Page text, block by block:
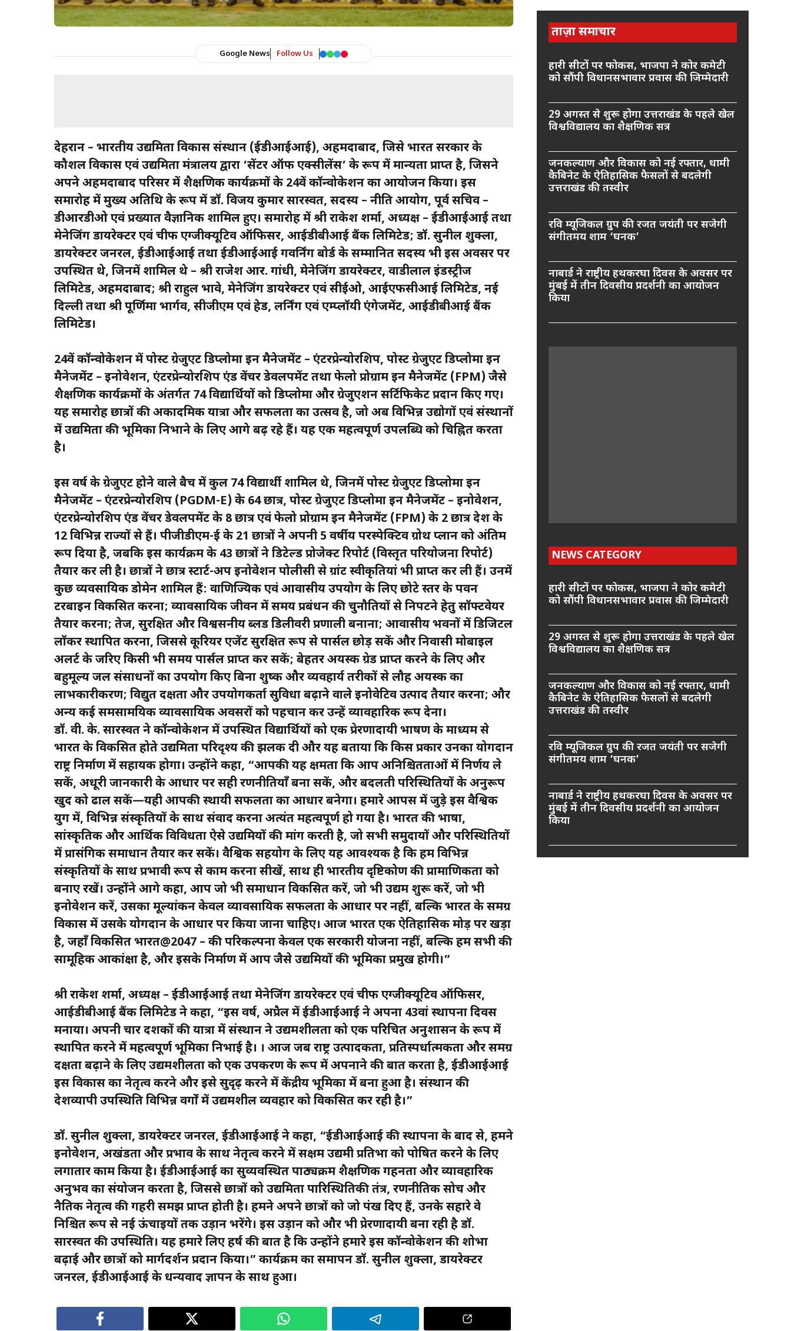
Google News Follow Us
देहरादून – भारतीय उद्यमिता विकास संस्थान (ईडीआईआई), अहमदाबाद, जिसे भारत सरकार के
कौशल विकास एवं उद्यमिता मंत्रालय द्वारा ‘सेंटर ऑफ एक्सीलेंस’ के रूप में मान्यता प्राप्त है, जिसने
अपने अहमदाबाद परिसर में शैक्षणिक कार्यक्रमों के 24वें कॉन्वोकेशन का आयोजन किया। इस
समारोह में मुख्य अतिथि के रूप में डॉ. विजय कुमार सारस्वत, सदस्य – नीति आयोग, पूर्व सचिव –
डीआरडीओ एवं प्रख्यात वैज्ञानिक शामिल हुए। समारोह में श्री राकेश शर्मा, अध्यक्ष – ईडीआईआई तथा
मेनेजिंग डायरेक्टर एवं चीफ एग्जीक्यूटिव ऑफिसर, आईडीबीआई बैंक लिमिटेड; डॉ. सुनील शुक्ला,
डायरेक्टर जनरल, ईडीआईआई तथा ईडीआईआई गवर्निंग बोर्ड के सम्मानित सदस्य भी इस अवसर पर
उपस्थित थे, जिनमें शामिल थे – श्री राजेश आर. गांधी, मेनेजिंग डायरेक्टर, वाडीलाल इंडस्ट्रीज
लिमिटेड, अहमदाबाद; श्री राहुल भावे, मेनेजिंग डायरेक्टर एवं सीईओ, आईएफसीआई लिमिटेड, नई
दिल्ली तथा श्री पूर्णिमा भार्गव, सीजीएम एवं हेड, लर्निंग एवं एम्प्लॉयी एंगेजमेंट, आईडीबीआई बैंक
लिमिटेड।
24वें कॉन्वोकेशन में पोस्ट ग्रेजुएट डिप्लोमा इन मैनेजमेंट – एंटरप्रेन्योरशिप, पोस्ट ग्रेजुएट डिप्लोमा इन
मैनेजमेंट – इनोवेशन, एंटरप्रेन्योरशिप एंड वेंचर डेवलपमेंट तथा फेलो प्रोग्राम इन मैनेजमेंट (FPM) जैसे
शैक्षणिक कार्यक्रमों के अंतर्गत 74 विद्यार्थियों को डिप्लोमा और ग्रेजुएशन सर्टिफिकेट प्रदान किए गए।
यह समारोह छात्रों की अकादमिक यात्रा और सफलता का उत्सव है, जो अब विभिन्न उद्योगों एवं संस्थानों
में उद्यमिता की भूमिका निभाने के लिए आगे बढ़ रहे हैं। यह एक महत्वपूर्ण उपलब्धि को चिह्नित करता
है।
इस वर्ष के ग्रेजुएट होने वाले बैच में कुल 74 विद्यार्थी शामिल थे, जिनमें पोस्ट ग्रेजुएट डिप्लोमा इन
मैनेजमेंट – एंटरप्रेन्योरशिप (PGDM-E) के 64 छात्र, पोस्ट ग्रेजुएट डिप्लोमा इन मैनेजमेंट – इनोवेशन,
एंटरप्रेन्योरशिप एंड वेंचर डेवलपमेंट के 8 छात्र एवं फेलो प्रोग्राम इन मैनेजमेंट (FPM) के 2 छात्र देश के
12 विभिन्न राज्यों से हैं। पीजीडीएम-ई के 21 छात्रों ने अपनी 5 वर्षीय परस्पेक्टिव ग्रोथ प्लान को अंतिम
रूप दिया है, जबकि इस कार्यक्रम के 43 छात्रों ने डिटेल्ड प्रोजेक्ट रिपोर्ट (विस्तृत परियोजना रिपोर्ट)
तैयार कर ली है। छात्रों ने छात्र स्टार्ट-अप इनोवेशन पोलीसी से ग्रांट स्वीकृतियां भी प्राप्त कर ली हैं। उनमें
कुछ व्यवसायिक डोमेन शामिल हैं: वाणिज्यिक एवं आवासीय उपयोग के लिए छोटे स्तर के पवन
टरबाइन विकसित करना; व्यावसायिक जीवन में समय प्रबंधन की चुनौतियों से निपटने हेतु सॉफ्टवेयर
तैयार करना; तेज, सुरक्षित और विश्वसनीय ब्लड डिलीवरी प्रणाली बनाना; आवासीय भवनों में डिजिटल
लॉकर स्थापित करना, जिससे कूरियर एजेंट सुरक्षित रूप से पार्सल छोड़ सकें और निवासी मोबाइल
अलर्ट के जरिए किसी भी समय पार्सल प्राप्त कर सकें; बेहतर अयस्क ग्रेड प्राप्त करने के लिए और
बहुमूल्य जल संसाधनों का उपयोग किए बिना शुष्क और व्यवहार्य तरीकों से लौह अयस्क का
लाभकारीकरण; विद्युत दक्षता और उपयोगकर्ता सुविधा बढ़ाने वाले इनोवेटिव उत्पाद तैयार करना; और
अन्य कई समसामयिक व्यावसायिक अवसरों को पहचान कर उन्हें व्यावहारिक रूप देना।
डॉ. वी. के. सारस्वत ने कॉन्वोकेशन में उपस्थित विद्यार्थियों को एक प्रेरणादायी भाषण के माध्यम से
भारत के विकसित होते उद्यमिता परिदृश्य की झलक दी और यह बताया कि किस प्रकार उनका योगदान
राष्ट्र निर्माण में सहायक होगा। उन्होंने कहा, “आपकी यह क्षमता कि आप अनिश्चितताओं में निर्णय ले
सकें, अधूरी जानकारी के आधार पर सही रणनीतियाँ बना सकें, और बदलती परिस्थितियों के अनुरूप
खुद को ढाल सकें—यही आपकी स्थायी सफलता का आधार बनेगा। हमारे आपस में जुड़े इस वैश्विक
युग में, विभिन्न संस्कृतियों के साथ संवाद करना अत्यंत महत्वपूर्ण हो गया है। भारत की भाषा,
सांस्कृतिक और आर्थिक विविधता ऐसे उद्यमियों की मांग करती है, जो सभी समुदायों और परिस्थितियों
में प्रासंगिक समाधान तैयार कर सकें। वैश्विक सहयोग के लिए यह आवश्यक है कि हम विभिन्न
संस्कृतियों के साथ प्रभावी रूप से काम करना सीखें, साथ ही भारतीय दृष्टिकोण की प्रामाणिकता को
बनाए रखें। उन्होंने आगे कहा, आप जो भी समाधान विकसित करें, जो भी उद्यम शुरू करें, जो भी
इनोवेशन करें, उसका मूल्यांकन केवल व्यावसायिक सफलता के आधार पर नहीं, बल्कि भारत के समग्र
विकास में उसके योगदान के आधार पर किया जाना चाहिए। आज भारत एक ऐतिहासिक मोड़ पर खड़ा
है, जहाँ विकसित भारत@2047 – की परिकल्पना केवल एक सरकारी योजना नहीं, बल्कि हम सभी की
सामूहिक आकांक्षा है, और इसके निर्माण में आप जैसे उद्यमियों की भूमिका प्रमुख होगी।”
श्री राकेश शर्मा, अध्यक्ष – ईडीआईआई तथा मेनेजिंग डायरेक्टर एवं चीफ एग्जीक्यूटिव ऑफिसर,
आईडीबीआई बैंक लिमिटेड ने कहा, “इस वर्ष, अप्रैल में ईडीआईआई ने अपना 43वां स्थापना दिवस
मनाया। अपनी चार दशकों की यात्रा में संस्थान ने उद्यमशीलता को एक परिचित अनुशासन के रूप में
स्थापित करने में महत्वपूर्ण भूमिका निभाई है। । आज जब राष्ट्र उत्पादकता, प्रतिस्पर्धात्मकता और समग्र
दक्षता बढ़ाने के लिए उद्यमशीलता को एक उपकरण के रूप में अपनाने की बात करता है, ईडीआईआई
इस विकास का नेतृत्व करने और इसे सुदृढ़ करने में केंद्रीय भूमिका में बना हुआ है। संस्थान की
देशव्यापी उपस्थिति विभिन्न वर्गों में उद्यमशील व्यवहार को विकसित कर रही है।”
डॉ. सुनील शुक्ला, डायरेक्टर जनरल, ईडीआईआई ने कहा, “ईडीआईआई की स्थापना के बाद से, हमने
इनोवेशन, अखंडता और प्रभाव के साथ नेतृत्व करने में सक्षम उद्यमी प्रतिभा को पोषित करने के लिए
लगातार काम किया है। ईडीआईआई का सुव्यवस्थित पाठ्यक्रम शैक्षणिक गहनता और व्यावहारिक
अनुभव का संयोजन करता है, जिससे छात्रों को उद्यमिता पारिस्थितिकी तंत्र, रणनीतिक सोच और
नैतिक नेतृत्व की गहरी समझ प्राप्त होती है। हमने अपने छात्रों को जो पंख दिए हैं, उनके सहारे वे
निश्चित रूप से नई ऊंचाइयों तक उड़ान भरेंगे। इस उड़ान को और भी प्रेरणादायी बना रही है डॉ.
सारस्वत की उपस्थिति। यह हमारे लिए हर्ष की बात है कि उन्होंने हमारे इस कॉन्वोकेशन की शोभा
बढ़ाई और छात्रों को मार्गदर्शन प्रदान किया।” कार्यक्रम का समापन डॉ. सुनील शुक्ला, डायरेक्टर
जनरल, ईडीआईआई के धन्यवाद ज्ञापन के साथ हुआ।
ताज़ा समाचार
हारी सीटों पर फोकस, भाजपा ने कोर कमेटी
को सौंपी विधानसभावार प्रवास की जिम्मेदारी
29 अगस्त से शुरू होगा उत्तराखंड के पहले खेल
विश्वविद्यालय का शैक्षणिक सत्र
जनकल्याण और विकास को नई रफ्तार, धामी
कैबिनेट के ऐतिहासिक फैसलों से बदलेगी
उत्तराखंड की तस्वीर
रवि म्यूजिकल ग्रुप की रजत जयंती पर सजेगी
संगीतमय शाम ‘घनक’
नाबार्ड ने राष्ट्रीय हथकरघा दिवस के अवसर पर
मुंबई में तीन दिवसीय प्रदर्शनी का आयोजन
किया
NEWS CATEGORY
हारी सीटों पर फोकस, भाजपा ने कोर कमेटी
को सौंपी विधानसभावार प्रवास की जिम्मेदारी
29 अगस्त से शुरू होगा उत्तराखंड के पहले खेल
विश्वविद्यालय का शैक्षणिक सत्र
जनकल्याण और विकास को नई रफ्तार, धामी
कैबिनेट के ऐतिहासिक फैसलों से बदलेगी
उत्तराखंड की तस्वीर
रवि म्यूजिकल ग्रुप की रजत जयंती पर सजेगी
संगीतमय शाम ‘घनक’
नाबार्ड ने राष्ट्रीय हथकरघा दिवस के अवसर पर
मुंबई में तीन दिवसीय प्रदर्शनी का आयोजन
किया